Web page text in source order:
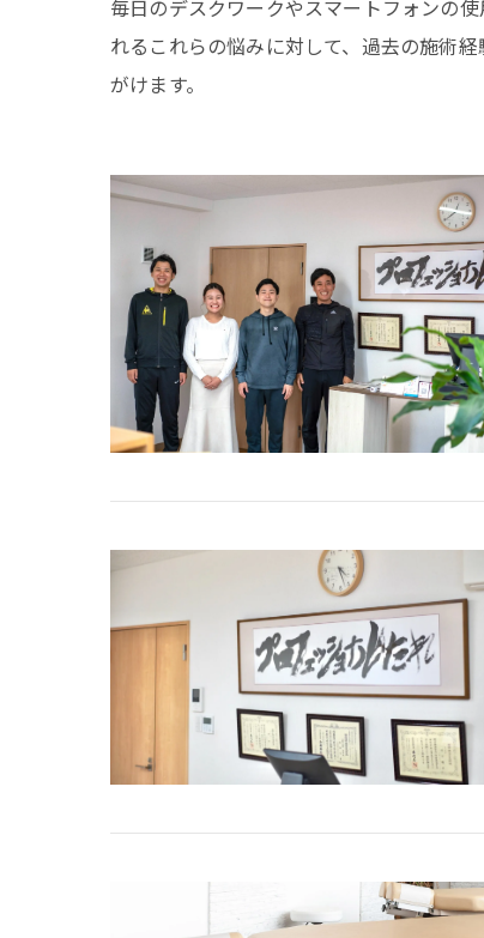
毎日のデスクワークやスマートフォンの
れるこれらの悩みに対して、過去の施術
がけます。